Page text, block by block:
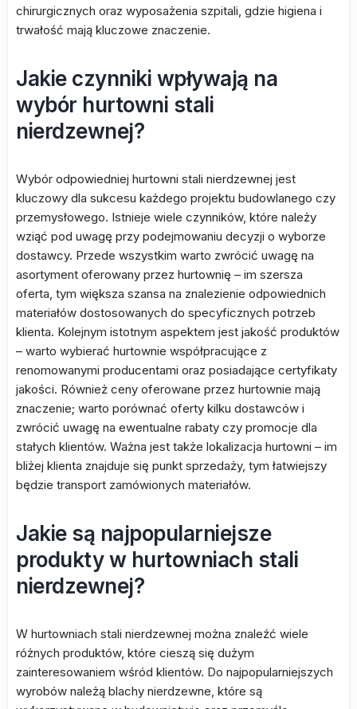
chirurgicznych oraz wyposażenia szpitali, gdzie higiena i
trwałość mają kluczowe znaczenie.
Jakie czynniki wpływają na
wybór hurtowni stali
nierdzewnej?
Wybór odpowiedniej hurtowni stali nierdzewnej jest
kluczowy dla sukcesu każdego projektu budowlanego czy
przemysłowego. Istnieje wiele czynników, które należy
wziąć pod uwagę przy podejmowaniu decyzji o wyborze
dostawcy. Przede wszystkim warto zwrócić uwagę na
asortyment oferowany przez hurtownię – im szersza
oferta, tym większa szansa na znalezienie odpowiednich
materiałów dostosowanych do specyficznych potrzeb
klienta. Kolejnym istotnym aspektem jest jakość produktów
– warto wybierać hurtownie współpracujące z
renomowanymi producentami oraz posiadające certyfikaty
jakości. Również ceny oferowane przez hurtownie mają
znaczenie; warto porównać oferty kilku dostawców i
zwrócić uwagę na ewentualne rabaty czy promocje dla
stałych klientów. Ważna jest także lokalizacja hurtowni – im
bliżej klienta znajduje się punkt sprzedaży, tym łatwiejszy
będzie transport zamówionych materiałów.
Jakie są najpopularniejsze
produkty w hurtowniach stali
nierdzewnej?
W hurtowniach stali nierdzewnej można znaleźć wiele
różnych produktów, które cieszą się dużym
zainteresowaniem wśród klientów. Do najpopularniejszych
wyrobów należą blachy nierdzewne, które są